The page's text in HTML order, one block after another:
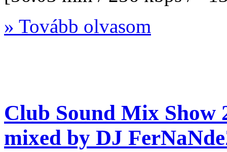
» Tovább olvasom
Club Sound Mix Show
mixed by DJ